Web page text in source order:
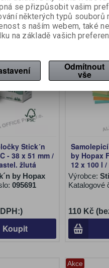
Koupit
Stick´n
- 38 x 51 mm /
žlutá
by Hopax
095691
Koupit
Novinka
by Hopax
12 x 100 l
Výrobce:
Katalogové
110 Kč
Akce
se přizpůsobit vašim
některých typů
s naším webem, také
na základě vašich
Odmítnout
vše